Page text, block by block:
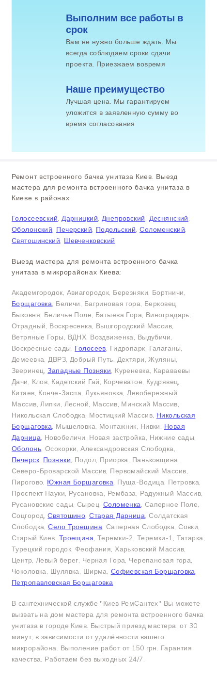
Выполним все работы в
срок
Вам не нужно больше ждать. Мы
всегда соблюдаем сроки сдачи
проекта. Приезжаем вовремя
Наше преимущество
Лучшая цена. Мы гарантируем
уложится в заявленную сумму во
время согласования
Ремонт встроенного бачка унитаза Киев. Выезд
мастера для ремонта встроенного бачка унитаза в
Киеве в районах:
Голосеевский Дарницкий Днепровский Деснянский
Оболонский Печерский Подольский ,Соломенский
Святошинский Шевченковский
Выезд мастера для ремонта встроенного бачка
унитаза в микрорайонах Киева:
Академгородок, Авиагородок, Березняки, Бортничи,
Борщаговка , Беличи, Багриновая гора, Берковец,
Быковня, Беличье Поле, Батыева Гора, Виноградарь,
Отрадный, Воскресенка, Вышгородский Массив,
Ветряные Горы, ВДНХ, Воздвиженка, Выдубичи,
Воскресные сады, Голосеев , Гидропарк, Галаганы,
Демеевка, ДВРЗ, Добрый Путь, Дехтяри, Жуляны,
Зверинец,Западные Позняки , Куреневка, Караваевы
Дачи, Клов, Кадетский Гай, Корчеватое, Кудрявец,
Китаев, Конче-Заспа, Лукьяновка, Левобережный
Массив, Липки, Лесной, Массив, Минский Массив,
Никольская Слободка, Мостицкий Массив, Никольская
Борщаговка , Мышеловка, Монтажник, Нивки, Новая
Дарница , Новобеличи, Новая застройка, Нижние сады,
Оболонь , Осокорки, Александровская Слободка,
Печерск Позняки , Подол, Приорка, Паньковщина,
Северо-Броварской Массив, Первомайский Массив,
Пирогово, Южная Борщаговка , Пуща-Водица, Петровка,
Проспект Науки, Русановка, Рембаза, Радужный Массив,
Русановские сады, Сырец, Соломенка , Саперное Поле,
Соцгород,Святошино ,Старая Дарница , Солдатская
Слободка,Село Троещина , Саперная Слободка, Совки,
Старый Киев, Троещина , Теремки-2, Теремки-1, Татарка,
Турецкий городок, Феофания, Харьковский Массив,
Центр, Левый берег, Черная Гора, Черепановая гора,
Чоколовка, Шулявка, Ширма, Софиевская Борщаговка
Петропавловская Борщаговка
В сантехнической службе "Киев РемСантех" Вы можете
вызвать на дом мастера для ремонта встроенного бачка
унитаза в городе Киев. Быстрый приезд мастера, от 30
минут, в зависимости от удалённости вашего
микрорайона. Выполение работ от 150 грн. Гарантия
качества. Работаем без выходных 24/7.